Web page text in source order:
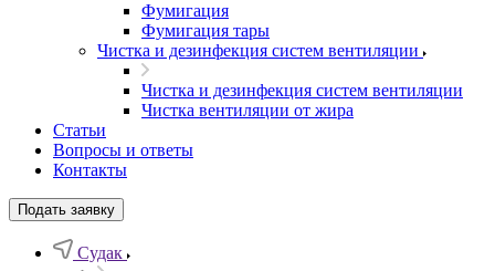
Фумигация
Фумигация тары
Чистка и дезинфекция систем вентиляции
Чистка и дезинфекция систем вентиляции
Чистка вентиляции от жира
Статьи
Вопросы и ответы
Контакты
Подать заявку
Судак